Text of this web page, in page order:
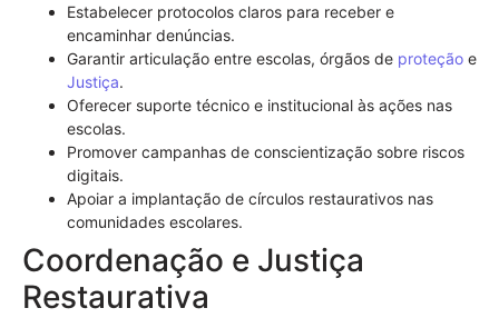
Estabelecer protocolos claros para receber e
encaminhar denúncias.
Garantir articulação entre escolas, órgãos de proteção e
Justiça.
Oferecer suporte técnico e institucional às ações nas
escolas.
Promover campanhas de conscientização sobre riscos
digitais.
Apoiar a implantação de círculos restaurativos nas
comunidades escolares.
Coordenação e Justiça
Restaurativa